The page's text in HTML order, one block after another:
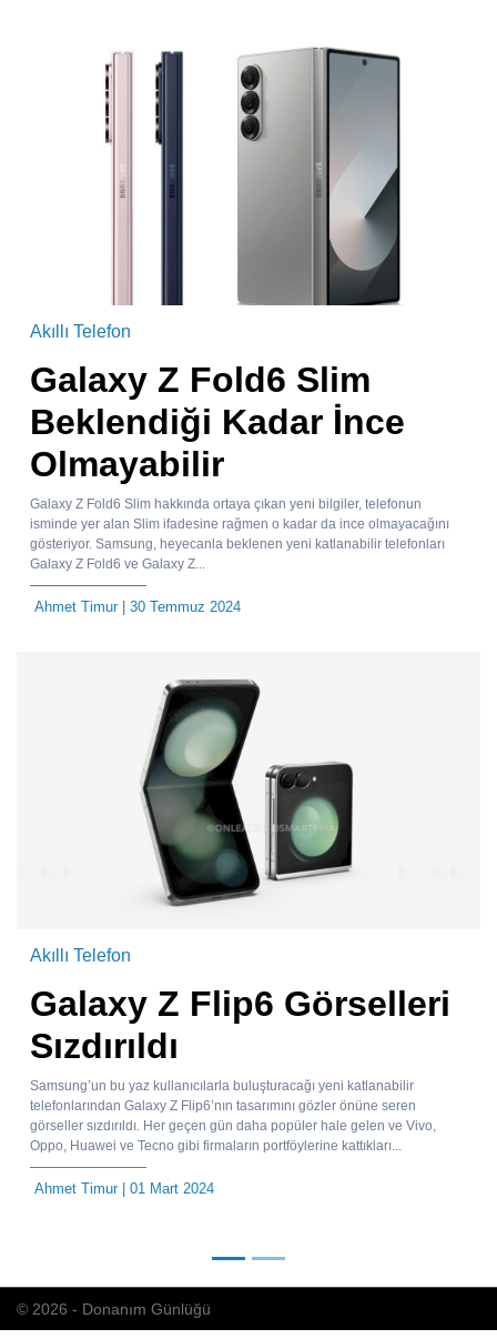
Akıllı Telefon
Galaxy Z Fold6 Slim
Beklendiği Kadar İnce
Olmayabilir
Galaxy Z Fold6 Slim hakkında ortaya çıkan yeni bilgiler, telefonun
isminde yer alan Slim ifadesine rağmen o kadar da ince olmayacağını
gösteriyor. Samsung, heyecanla beklenen yeni katlanabilir telefonları
Galaxy Z Fold6 ve Galaxy Z...
Ahmet Timur| 30 Temmuz 2024
Akıllı Telefon
Galaxy Z Flip6 Görselleri
Sızdırıldı
Samsung’un bu yaz kullanıcılarla buluşturacağı yeni katlanabilir
telefonlarından Galaxy Z Flip6’nın tasarımını gözler önüne seren
görseller sızdırıldı. Her geçen gün daha popüler hale gelen ve Vivo,
Oppo, Huawei ve Tecno gibi firmaların portföylerine kattıkları...
Ahmet Timur| 01 Mart 2024
© 2026 - Donanım Günlüğü